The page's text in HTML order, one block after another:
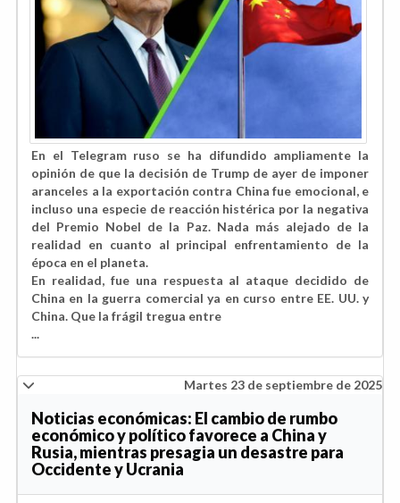
En el Telegram ruso se ha difundido ampliamente la
opinión de que la decisión de Trump de ayer de imponer
aranceles a la exportación contra China fue emocional, e
incluso una especie de reacción histérica por la negativa
del Premio Nobel de la Paz. Nada más alejado de la
realidad en cuanto al principal enfrentamiento de la
época en el planeta.
En realidad, fue una respuesta al ataque decidido de
China en la guerra comercial ya en curso entre EE. UU. y
China. Que la frágil tregua entre
...
Martes 23 de septiembre de 2025
Noticias económicas: El cambio de rumbo
económico y político favorece a China y
Rusia, mientras presagia un desastre para
Occidente y Ucrania